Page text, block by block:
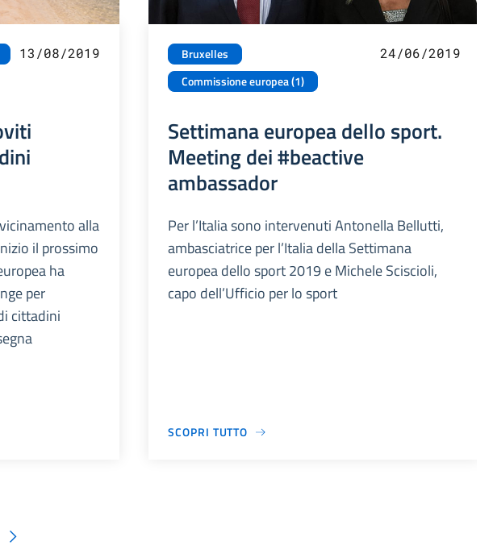
13/08/2019
alla
il prossimo
ha
per
cittadini
Bruxelles
Commissione europea (1)
24/06/2019
Settimana europea dello sport.
Meeting dei #beactive
ambassador
Per l’Italia sono intervenuti Antonella Bellutti,
ambasciatrice per l’Italia della Settimana
europea dello sport 2019 e Michele Sciscioli,
capo dell’Ufficio per lo sport
SCOPRI TUTTO